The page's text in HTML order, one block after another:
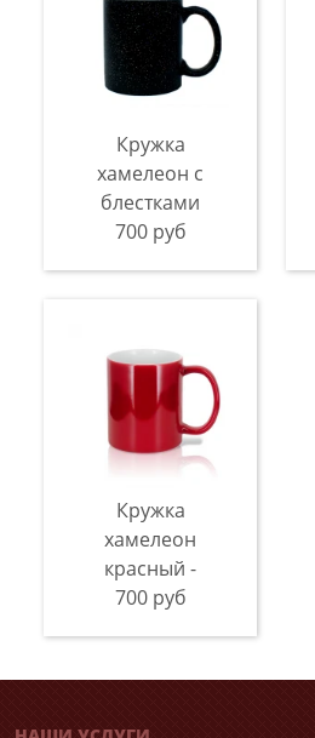
Кружка
хамелеон с
блестками
700 руб
Кружка
хамелеон
красный -
700 руб